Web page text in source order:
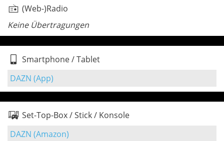
(Web-)Radio
Keine Übertragungen
Smartphone / Tablet
DAZN (App)
Set-Top-Box / Stick / Konsole
DAZN (Amazon)